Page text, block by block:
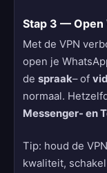
Stap 3 — Open
Met de VPN
open je
de spraak– of
normaal.
Messenger- en
Tip: houd de
kwaliteit,